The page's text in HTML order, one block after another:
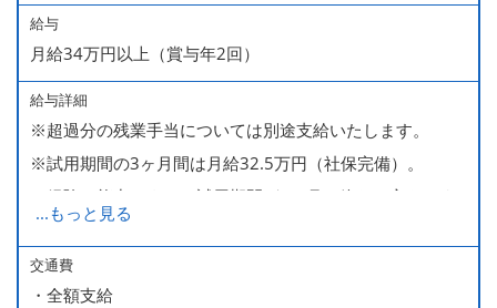
給与
月給34万円以上（賞与年2回）
給与詳細
※超過分の残業手当については別途支給いたします。
※試用期間の3ヶ月間は月給32.5万円（社保完備）。
経験・能力により、試用期間が1ヶ月で終わる方もいま
す。
※上記月給には、一律支給のみなし残業手当（月65時間
分・10万円）を含んでいます。
...もっと見る
交通費
・全額支給